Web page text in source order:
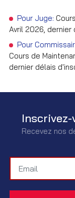
Pour Juge:
Avril 2026,
Pour
Cours de
dernier délais
Recevez nos